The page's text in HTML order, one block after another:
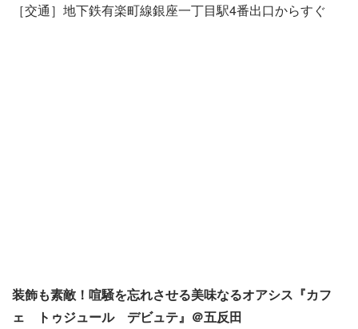
［交通］地下鉄有楽町線銀座一丁目駅4番出口からすぐ
装飾も素敵！喧騒を忘れさせる美味なるオアシス『カフ
ェ トゥジュール デビュテ』＠五反田